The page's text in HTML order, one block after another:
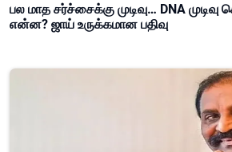
பல மாத சர்ச்சைக்கு முடிவு… DNA
என்ன? ஜாய் உருக்கமான பதிவு